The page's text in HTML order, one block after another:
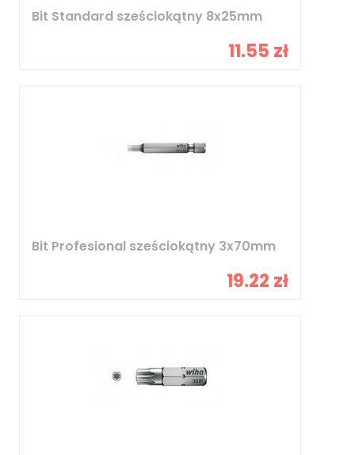
Bit Standard sześciokątny 8x25mm
11.55 zł
Bit Profesional sześciokątny 3x70mm
19.22 zł